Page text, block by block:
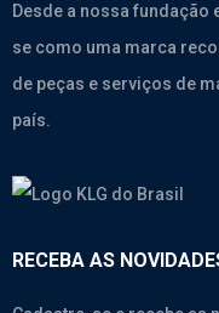
Desde a nossa fundação
se como uma marca
de peças e serviços de
país.
RECEBA AS